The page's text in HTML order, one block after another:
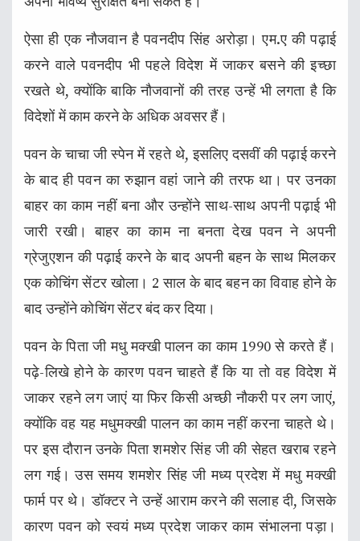
ऐसा ही एक नौजवान है पवनदीप सिंह अरोड़ा। एम.ए की पढ़ाई
करने वाले पवनदीप भी पहले विदेश में जाकर बसने की इच्छा
रखते थे, क्योंकि बाकि नौजवानों की तरह उन्हें भी लगता है कि
विदेशों में काम करने के अधिक अवसर हैं।
पवन के चाचा जी स्पेन में रहते थे, इसलिए दसवीं की पढ़ाई करने
के बाद ही पवन का रुझान वहां जाने की तरफ था। पर उनका
बाहर का काम नहीं बना और उन्होंने साथ-साथ अपनी पढ़ाई भी
जारी रखी। बाहर का काम ना बनता देख पवन ने अपनी
ग्रेजुएशन की पढ़ाई करने के बाद अपनी बहन के साथ मिलकर
एक कोचिंग सेंटर खोला। 2 साल के बाद बहन का विवाह होने के
बाद उन्होंने कोचिंग सेंटर बंद कर दिया।
पवन के पिता जी मधु मक्खी पालन का काम 1990 से करते हैं।
पढ़े-लिखे होने के कारण पवन चाहते हैं कि या तो वह विदेश में
जाकर रहने लग जाएं या फिर किसी अच्छी नौकरी पर लग जाएं,
क्योंकि वह यह मधुमक्खी पालन का काम नहीं करना चाहते थे।
पर इस दौरान उनके पिता शमशेर सिंह जी की सेहत खराब रहने
लग गई। उस समय शमशेर सिंह जी मध्य प्रदेश में मधु मक्खी
फार्म पर थे। डॉक्टर ने उन्हें आराम करने की सलाह दी, जिसके
कारण पवन को स्वयं मध्य प्रदेश जाकर काम संभालना पड़ा।